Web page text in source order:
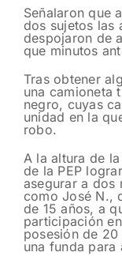
Señalaron que
dos sujetos las
despojaron de
que minutos
Tras obtener
una camioneta
negro, cuyas
unidad en la
robo.
A la altura de
de la PEP
asegurar a dos
como José N.,
de 15 años, a
participación
posesión de
una funda para